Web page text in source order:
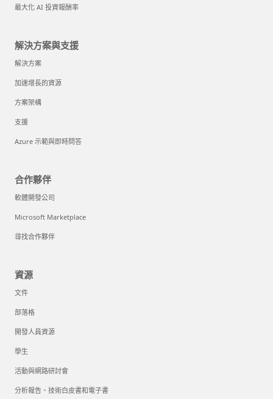
最大化 AI 投資報酬率
解決方案與支援
解決方案
加速增長的資源
方案架構
支援
Azure 示範與即時問答
合作夥伴
軟體開發公司
Microsoft Marketplace
尋找合作夥伴
資源
文件
部落格
開發人員資源
學生
活動與網路研討會
分析報告、技術白皮書和電子書